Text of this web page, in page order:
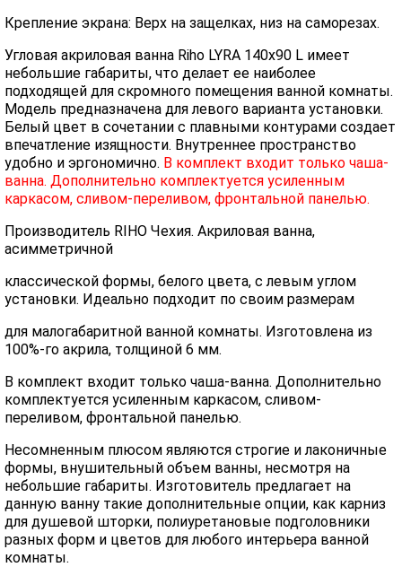
Крепление экрана: Верх на защелках, низ на саморезах.
Угловая акриловая ванна Riho LYRA 140x90 L имеет
небольшие габариты, что делает ее наиболее
подходящей для скромного помещения ванной комнаты.
Модель предназначена для левого варианта установки.
Белый цвет в сочетании с плавными контурами создает
впечатление изящности. Внутреннее пространство
удобно и эргономично. В комплект входит только чаша-
ванна. Дополнительно комплектуется усиленным
каркасом, сливом-переливом, фронтальной панелью.
Производитель RIHO Чехия. Акриловая ванна,
асимметричной
классической формы, белого цвета, с левым углом
установки. Идеально подходит по своим размерам
для малогабаритной ванной комнаты. Изготовлена из
100%-го акрила, толщиной 6 мм.
В комплект входит только чаша-ванна. Дополнительно
комплектуется усиленным каркасом, сливом-
переливом, фронтальной панелью.
Несомненным плюсом являются строгие и лаконичные
формы, внушительный объем ванны, несмотря на
небольшие габариты. Изготовитель предлагает на
данную ванну такие дополнительные опции, как карниз
для душевой шторки, полиуретановые подголовники
разных форм и цветов для любого интерьера ванной
комнаты.